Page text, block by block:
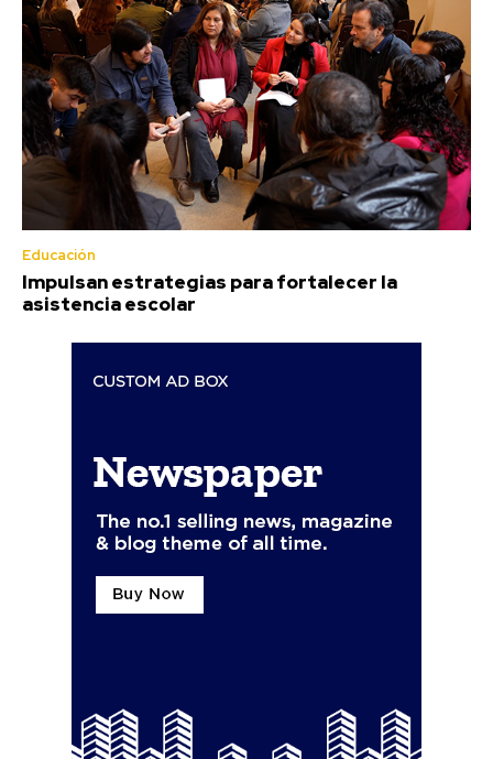
Educación
Impulsan estrategias para fortalecer la
asistencia escolar